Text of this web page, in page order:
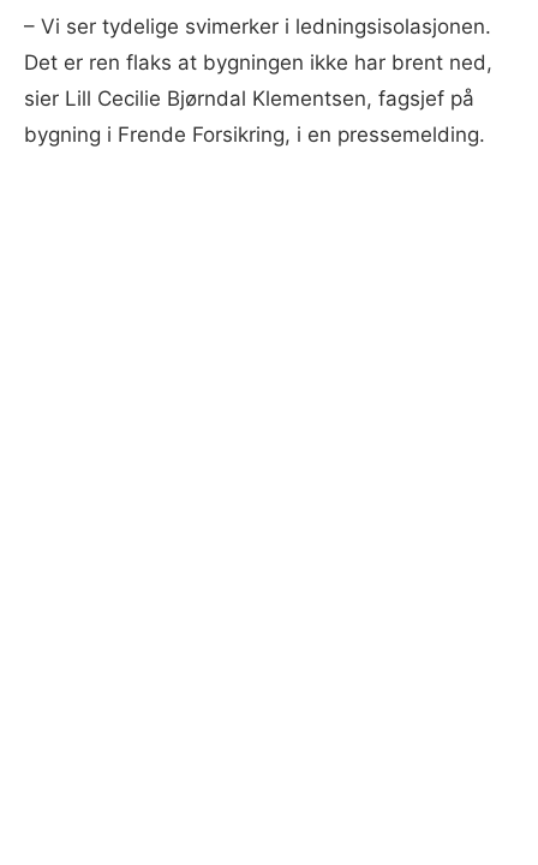
– Vi ser tydelige svimerker i ledningsisolasjonen.
Det er ren flaks at bygningen ikke har brent ned,
sier Lill Cecilie Bjørndal Klementsen, fagsjef på
bygning i Frende Forsikring, i en pressemelding.